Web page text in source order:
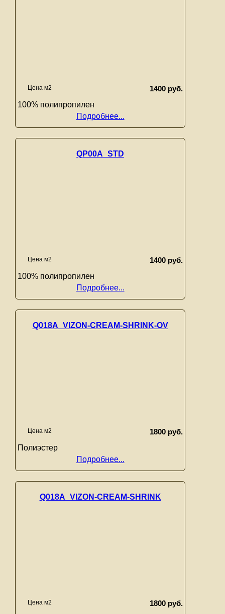
Цена м2
1400 руб.
100% полипропилен
Подробнее...
QP00A_STD
Цена м2
1400 руб.
100% полипропилен
Подробнее...
Q018A_VIZON-CREAM-SHRINK-OV
Цена м2
1800 руб.
Полиэстер
Подробнее...
Q018A_VIZON-CREAM-SHRINK
Цена м2
1800 руб.